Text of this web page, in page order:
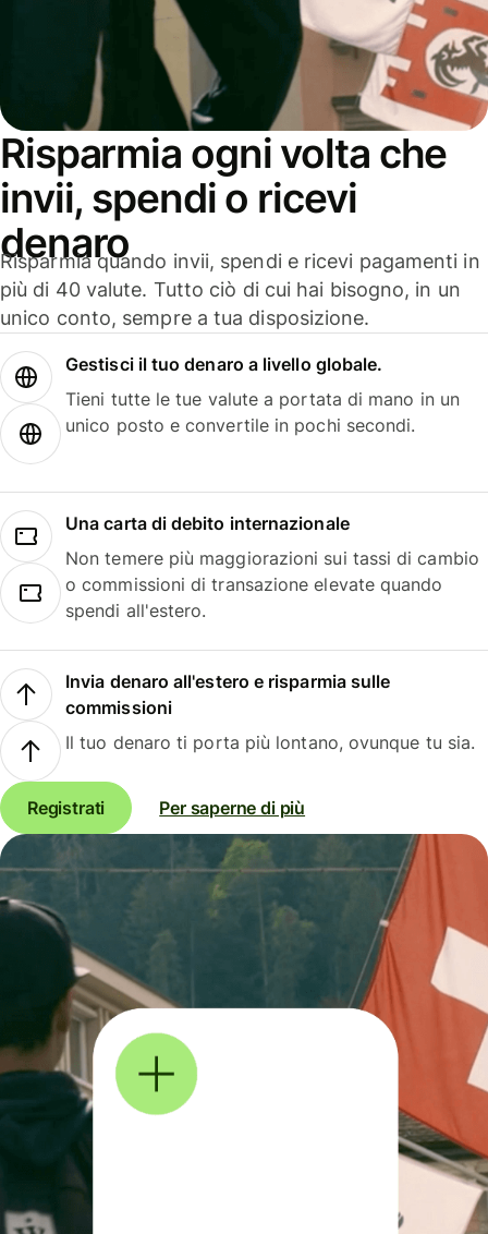
Risparmia ogni volta che
invii, spendi o ricevi
denaro
Risparmia quando invii, spendi e ricevi pagamenti in
più di 40 valute. Tutto ciò di cui hai bisogno, in un
unico conto, sempre a tua disposizione.
Gestisci il tuo denaro a livello globale.
Tieni tutte le tue valute a portata di mano in un
unico posto e convertile in pochi secondi.
Una carta di debito internazionale
Non temere più maggiorazioni sui tassi di cambio
o commissioni di transazione elevate quando
spendi all'estero.
Invia denaro all'estero e risparmia sulle
commissioni
Il tuo denaro ti porta più lontano, ovunque tu sia.
Registrati Per saperne di più